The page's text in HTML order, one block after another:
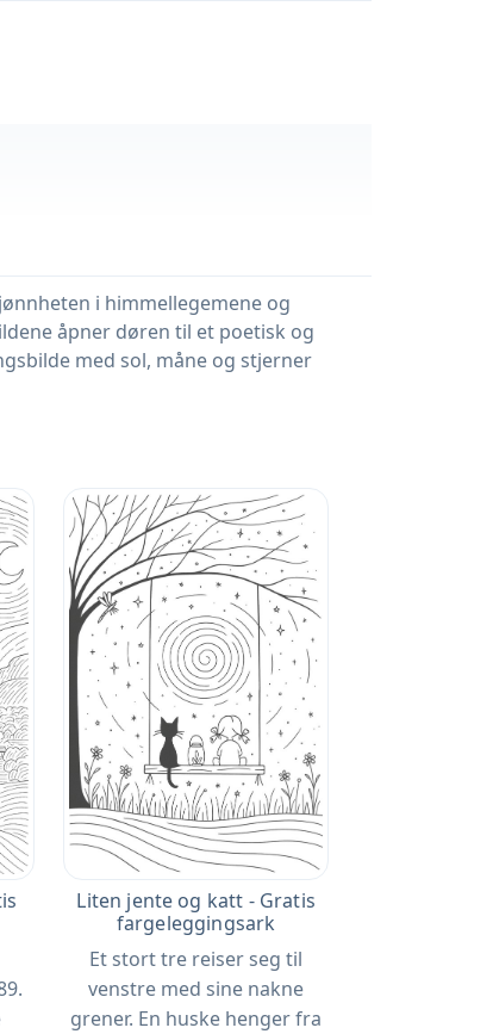
i himmellegemene og
åpner døren til et poetisk og
med sol, måne og stjerner
Liten jente og katt - Gratis
fargeleggingsark
Et stort tre reiser seg til
venstre med sine nakne
grener. En huske henger fra